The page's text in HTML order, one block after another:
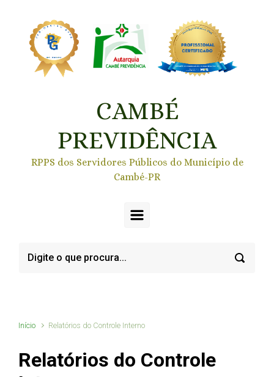
CAMBÉ
PREVIDÊNCIA
RPPS dos Servidores Públicos do Município de
Cambé-PR
Início Relatórios do Controle Interno
Relatórios do Controle